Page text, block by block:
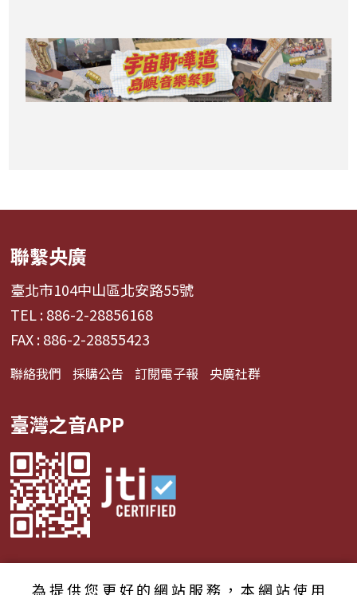
聯繫央廣
臺北市104中山區北安路55號
TEL : 886-2-28856168
FAX : 886-2-28855423
聯絡我們 採購公告 訂閱電子報 央廣社群
臺灣之音APP
為提供您更好的網站服務，本網站使用